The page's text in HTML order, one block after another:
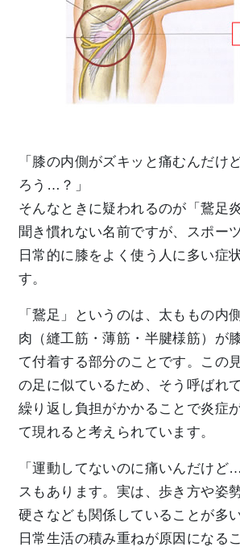
「膝の内側がズキッと痛むんだけ
ろう…？」
そんなときに疑われるのが「鵞足
聞き慣れない名前ですが、スポー
日常的に膝をよく使う人に多い症
す。
「鵞足」というのは、太ももの内
肉（縫工筋・薄筋・半腱様筋）が
て付着する部分のことです。この
の足に似ているため、そう呼ばれ
繰り返し負担がかかることで炎症
て現れると考えられています。
「運動してないのに痛いんだけど
スもあります。実は、歩き方や姿
硬さなども関係していることが多
日常生活の積み重ねが原因になる